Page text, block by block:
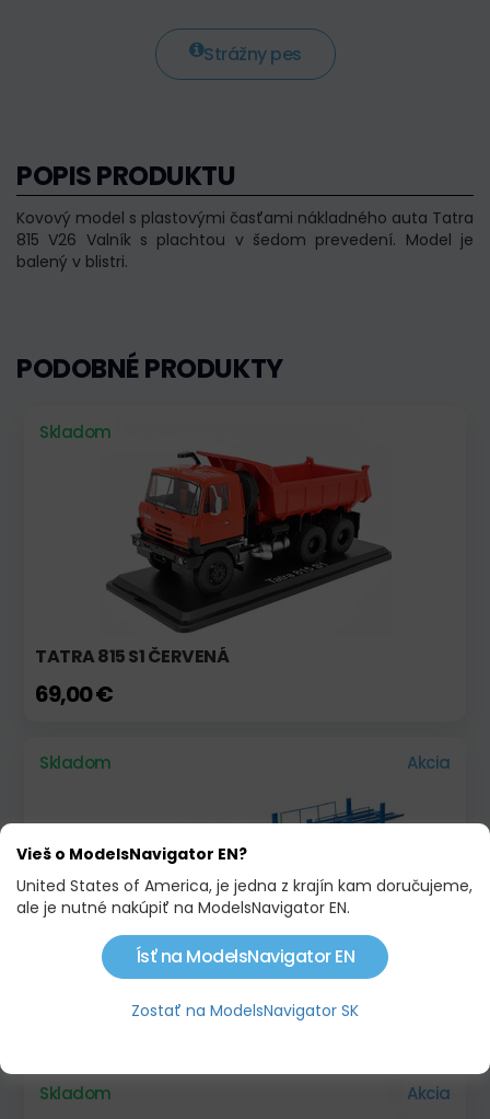
Strážny pes
POPIS PRODUKTU
Kovový model s plastovými časťami nákladného auta Tatra
815 V26 Valník s plachtou v šedom prevedení. Model je
balený v blistri.
PODOBNÉ PRODUKTY
Skladom
TATRA 815 S1 ČERVENÁ
69,00 €
Skladom Akcia
MAN AUTOTRANSPORTÉR S PRÍVESOM, 1970
58,00 €
Skladom Akcia
Vieš o ModelsNavigator EN?
United States of America, je jedna z krajín kam doručujeme,
ale je nutné nakúpiť na ModelsNavigator EN.
Ísť na ModelsNavigator EN
Zostať na ModelsNavigator SK